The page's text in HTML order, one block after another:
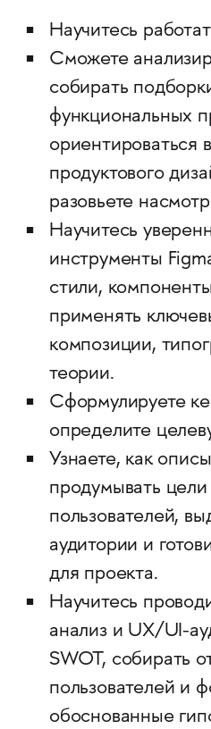
Научитесь
Сможете
собирать
функциональных
ориентироваться
продуктового
разовьете
Научитесь
инструменты
стили,
применять
композиции,
теории.
Сформулируете
определите
Узнаете, как
продумывать
пользователей,
аудитории и
для проекта.
Научитесь
анализ и UX/UI-
SWOT, собирать
пользователей и
обоснованные